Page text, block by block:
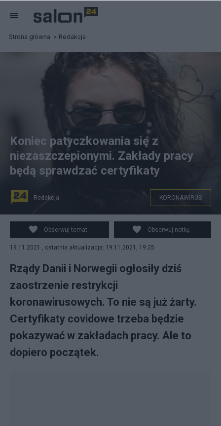
Strona główna Redakcja
Fot. PAP
Koniec patyczkowania się z
niezaszczepionymi. Zakłady pracy
będą sprawdzać certyfikaty
Redakcja KORONAWIRUS
Obserwuj temat Obserwuj notkę
19.11.2021 , ostatnia aktualizacja: 19.11.2021, 19:25
Rządy Danii i Norwegii ogłosiły dziś
zaostrzenie restrykcji
koronawirusowych. To nie są już żarty.
Certyfikaty covidowe trzeba będzie
pokazywać w zakładach pracy. Ale to
dopiero początek.